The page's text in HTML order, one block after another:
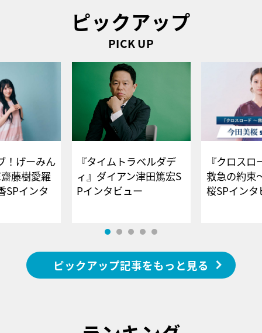
ピックアップ
PICK UP
！げーみん
藤樹愛羅
SPインタ
『タイムトラベルダデ
ィ』ダイアン津田篤宏S
Pインタビュー
『クロス
救急の約束
桜SPイ
ピックアップ記事をもっと見る